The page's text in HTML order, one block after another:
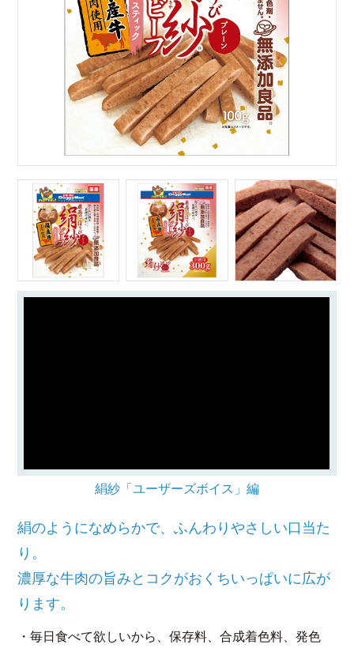
絹紗「ユーザーズボイス」編
絹のようになめらかで、ふんわりやさしい口当た
り。
濃厚な牛肉の旨みとコクがおくちいっぱいに広が
ります。
・毎日食べて欲しいから、保存料、合成着色料、発色